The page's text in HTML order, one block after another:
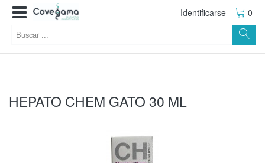
Identificarse 0
HEPATO CHEM GATO 30 ML